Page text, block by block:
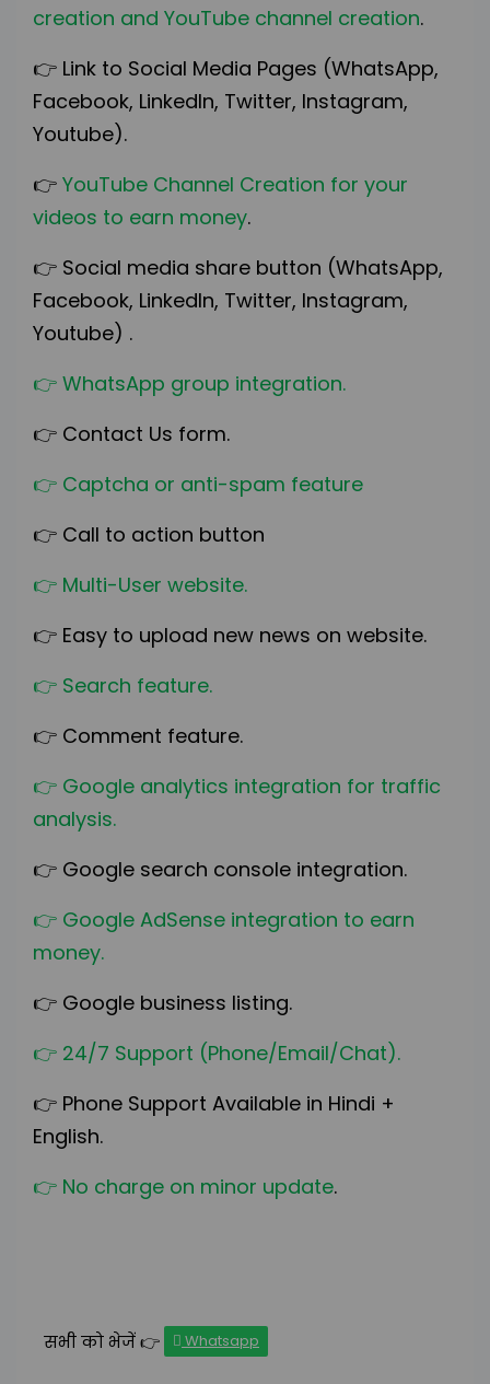
creation and YouTube channel creation.
👉 Link to Social Media Pages (WhatsApp,
Facebook, LinkedIn, Twitter, Instagram,
Youtube).
👉 YouTube Channel Creation for your
videos to earn money.
👉 Social media share button (WhatsApp,
Facebook, LinkedIn, Twitter, Instagram,
Youtube) .
👉 WhatsApp group integration.
👉 Contact Us form.
👉 Captcha or anti-spam feature
👉 Call to action button
👉 Multi-User website.
👉 Easy to upload new news on website.
👉 Search feature.
👉 Comment feature.
👉 Google analytics integration for traffic
analysis.
👉 Google search console integration.
👉 Google AdSense integration to earn
money.
👉 Google business listing.
👉 24/7 Support (Phone/Email/Chat).
👉 Phone Support Available in Hindi +
English.
👉 No charge on minor update.
सभी को भेजें 👉 Whatsapp